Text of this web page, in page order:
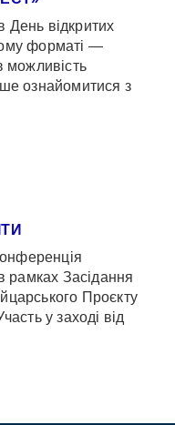
відкритих
форматі —
ознайомитися з
рамках Засідання
Проєкту
у заході від